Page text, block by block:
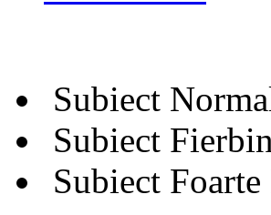
Subiect
Subiect
Subiect